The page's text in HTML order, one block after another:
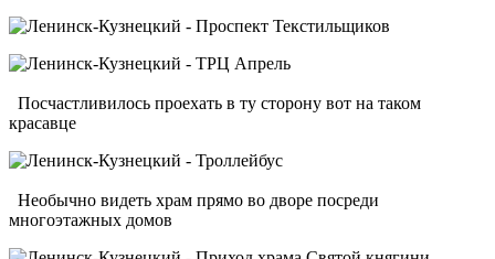
Посчастливилось проехать в ту сторону вот на таком
красавце
Необычно видеть храм прямо во дворе посреди
многоэтажных домов